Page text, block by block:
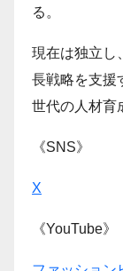
る。
現在は独立し
長戦略を支援
世代の人材育
《SNS》
X
《YouTube》